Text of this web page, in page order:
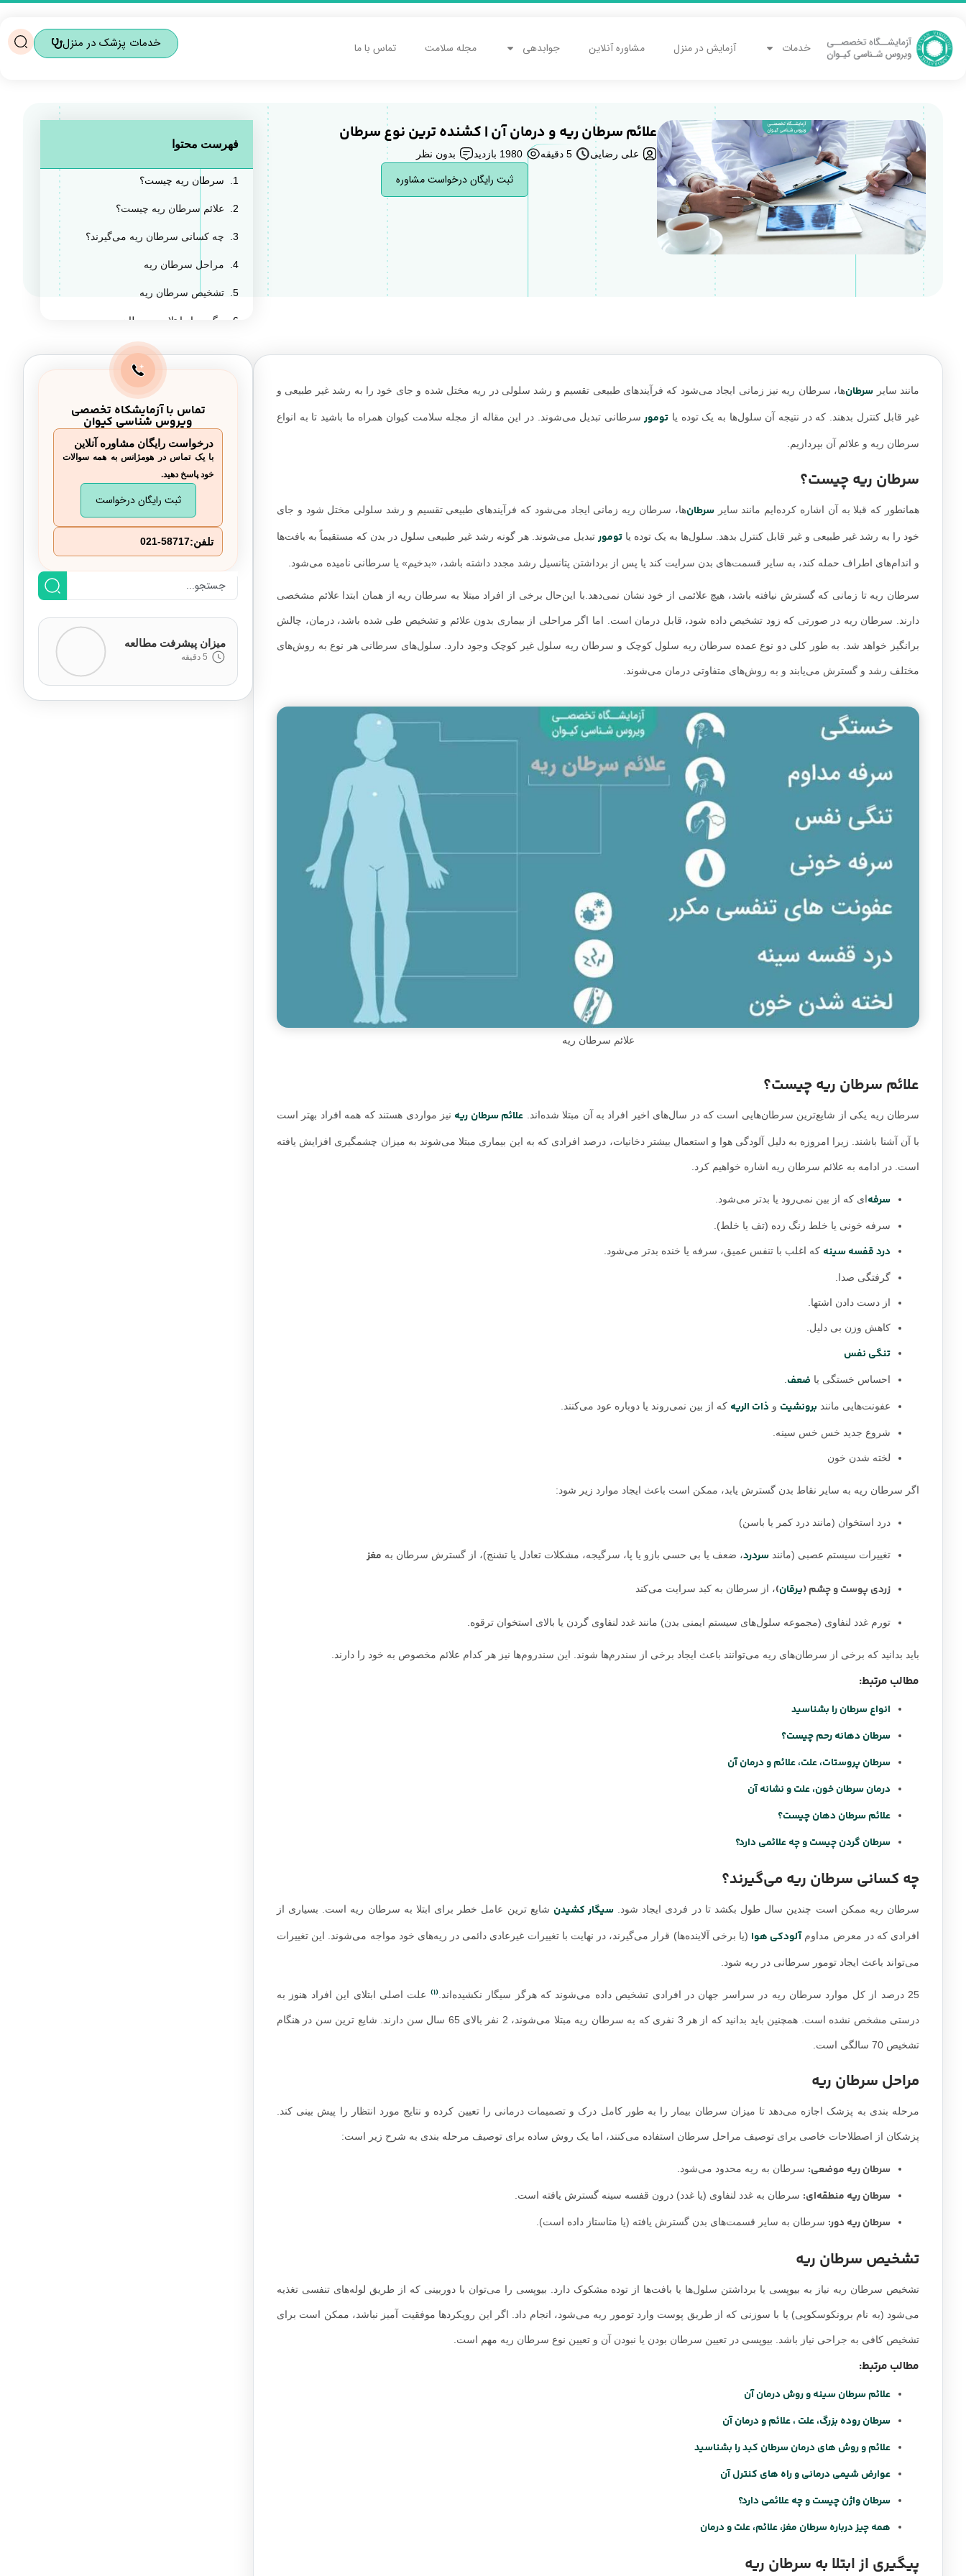
خدمات آزمایش در منزل مشاوره آنلاین جوابدهی مجله سلامت تماس با ما خدمات پزشک در منزل
علائم سرطان ریه و درمان آن | کشنده ترین نوع سرطان
علی رضایی 5 دقیقه 1980 بازدید بدون نظر
ثبت رایگان درخواست مشاوره
فهرست محتوا
سرطان ریه چیست؟
علائم سرطان ریه چیست؟
چه کسانی سرطان ریه می‌گیرند؟
مراحل سرطان ریه
تشخیص سرطان ریه
پیگیری از ابتلا به سرطان ریه
مانند سایر سرطان‌‌ها، سرطان ریه نیز زمانی ایجاد می‌شود که فرآیندهای طبیعی تقسیم و رشد سلولی در ریه مختل شده و جای خود را به رشد غیر طبیعی و
غیر قابل کنترل بدهند. که در نتیجه آن سلول‌ها به یک توده یا تومور سرطانی تبدیل می‌شوند. در این مقاله از مجله سلامت کیوان همراه ما باشید تا به انواع
سرطان ریه و علائم آن بپردازیم.
سرطان ریه چیست؟
همانطور که قبلا به آن اشاره کرده‌ایم مانند سایرسرطان‌‌ها، سرطان ریه زمانی ایجاد می‌شود که فرآیندهای طبیعی تقسیم و رشد سلولی مختل شود و جای
خود را به رشد غیر طبیعی و غیر قابل کنترل بدهد. سلول‌ها به یک توده یاتومور تبدیل می‌شوند. هر گونه رشد غیر طبیعی سلول در بدن که مستقیماً به بافت‌ها
و اندام‌های اطراف حمله کند، به سایر قسمت‌های بدن سرایت کند یا پس از برداشتن پتانسیل رشد مجدد داشته باشد، «بدخیم» یا سرطانی نامیده می‌شود.
سرطان‌ ریه تا زمانی که گسترش نیافته باشد، هیچ علائمی از خود نشان نمی‌دهد.با این‌حال برخی از افراد مبتلا به سرطان ریه از همان ابتدا علائم مشخصی
دارند. سرطان ریه در صورتی که زود تشخیص داده شود، قابل درمان است. اما اگر مراحلی از بیماری بدون علائم و تشخیص طی شده باشد، درمان، چالش
برانگیز خواهد شد. به طور کلی دو نوع عمده سرطان ریه سلول کوچک و سرطان ریه سلول غیر کوچک وجود دارد. سلول‌های سرطانی هر نوع به روش‌های
مختلف رشد و گسترش می‌یابند و به روش‌های متفاوتی درمان می‌شوند.
علائم سرطان ریه
علائم سرطان ریه چیست؟
سرطان ریه یکی از شایع‌ترین سرطان‌هایی است که در سال‌های اخیر افراد به آن مبتلا شده‌اند. علائم سرطان ریه نیز مواردی هستند که همه افراد بهتر است
با آن آشنا باشند. زیرا امروزه به دلیل آلودگی هوا و استعمال بیشتر دخانیات، درصد افرادی که به این بیماری مبتلا می‌شوند به میزان چشمگیری افزایش یافته
است. در ادامه به علائم سرطان ریه اشاره خواهیم کرد.
سرفه‌ای که از بین نمی‌رود یا بدتر می‌شود.
سرفه خونی یا خلط زنگ زده (تف یا خلط).
درد قفسه سینه که اغلب با تنفس عمیق، سرفه یا خنده بدتر می‌شود.
گرفتگی صدا.
از دست دادن اشتها.
کاهش وزن بی دلیل.
تنگی نفس
احساس خستگی یا ضعف
عفونت‌هایی مانند برونشیت و ذات الریه که از بین نمی‌روند یا دوباره عود می‌کنند.
شروع جدید خس خس سینه.
لخته شدن خون
اگر سرطان ریه به سایر نقاط بدن گسترش یابد، ممکن است باعث ایجاد موارد زیر شود:
درد استخوان (مانند درد کمر یا باسن)
تغییرات سیستم عصبی (مانند سردرد، ضعف یا بی حسی بازو یا پا، سرگیجه، مشکلات تعادل یا تشنج)، از گسترش سرطان به مغز
زردی پوست و چشم (یرقان)، از سرطان به کبد سرایت می‌کند
تورم غدد لنفاوی (مجموعه سلول‌های سیستم ایمنی بدن) مانند غدد لنفاوی گردن یا بالای استخوان ترقوه.
باید بدانید که برخی از سرطان‌های ریه می‌توانند باعث ایجاد برخی از سندرم‌ها شوند. این سندروم‌ها نیز هر کدام علائم مخصوص به خود را دارند.
مطالب مرتبط:
انواع سرطان را بشناسید
سرطان دهانه رحم چیست؟
سرطان پروستات، علت، علائم و درمان آن
درمان سرطان خون، علت و نشانه آن
علائم سرطان دهان چیست؟
سرطان گردن چیست و چه علائمی دارد؟
چه کسانی سرطان ریه می‌گیرند؟
سرطان ریه ممکن است چندین سال طول بکشد تا در فردی ایجاد شود. سیگار کشیدن شایع ترین عامل خطر برای ابتلا به سرطان ریه است. بسیاری از
افرادی که در معرض مداومآلودکی هوا (یا برخی آلاینده‌ها) قرار می‌گیرند، در نهایت با تغییرات غیرعادی دائمی در ریه‌های خود مواجه می‌شوند. این تغییرات
می‌تواند باعث ایجاد تومور سرطانی در ریه شود.
25 درصد از کل موارد سرطان ریه در سراسر جهان در افرادی تشخیص داده می‌شوند که هرگز سیگار نکشیده‌اند. (1) علت اصلی ابتلای این افراد هنوز به
درستی مشخص نشده است. همچنین باید بدانید که از هر 3 نفری که به سرطان ریه مبتلا می‌شوند، 2 نفر بالای 65 سال سن دارند. شایع ترین سن در هنگام
تشخیص 70 سالگی است.
مراحل سرطان ریه
مرحله بندی به پزشک اجازه می‌دهد تا میزان سرطان بیمار را به طور کامل درک و تصمیمات درمانی را تعیین کرده و نتایج مورد انتظار را پیش بینی کند.
پزشکان از اصطلاحات خاصی برای توصیف مراحل سرطان استفاده می‌کنند، اما یک روش ساده برای توصیف مرحله بندی به شرح زیر است:
سرطان ریه موضعی: سرطان به ریه محدود می‌شود.
سرطان ریه منطقه‌ای: سرطان به غدد لنفاوی (یا غدد) درون قفسه سینه گسترش یافته است.
سرطان ریه دور: سرطان به سایر قسمت‌های بدن گسترش یافته (یا متاستاز داده است).
تشخیص سرطان ریه
تشخیص سرطان ریه نیاز به بیوپسی یا برداشتن سلول‌ها یا بافت‌ها از توده مشکوک دارد. بیوپسی را می‌توان با دوربینی که از طریق لوله‌های تنفسی تغذیه
می‌شود (به نام برونکوسکوپی) یا با سوزنی که از طریق پوست وارد تومور ریه می‌شود، انجام داد. اگر این رویکردها موفقیت آمیز نباشد، ممکن است برای
تشخیص کافی به جراحی نیاز باشد. بیوپسی در تعیین سرطان بودن یا نبودن آن و تعیین نوع سرطان ریه مهم است.
مطالب مرتبط:
علائم سرطان سینه و روش درمان آن
سرطان روده بزرگ، علت ، علائم و درمان آن
علائم و روش های درمان سرطان کبد را بشناسید
عوارض شیمی درمانی و راه های کنترل آن
سرطان واژن چیست و چه علائمی دارد؟
همه چیز درباره سرطان مغز، علائم، علت و درمان
پیگیری از ابتلا به سرطان ریه
تماس با آزمایشکاه تخصصی
ویروس شناسی کیوان
درخواست رایگان مشاوره آنلاین
با یک تماس در هومژانس به همه سوالات
خود پاسخ دهید.
ثبت رایگان درخواست
تلفن:021-58717
میزان پیشرفت مطالعه
5 دقیقه